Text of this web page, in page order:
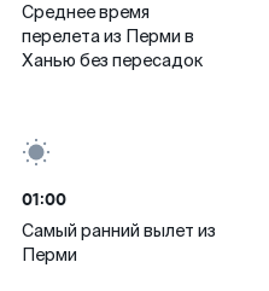
Среднее время
перелета из Перми в
Ханью без пересадок
01:00
Самый ранний вылет из
Перми